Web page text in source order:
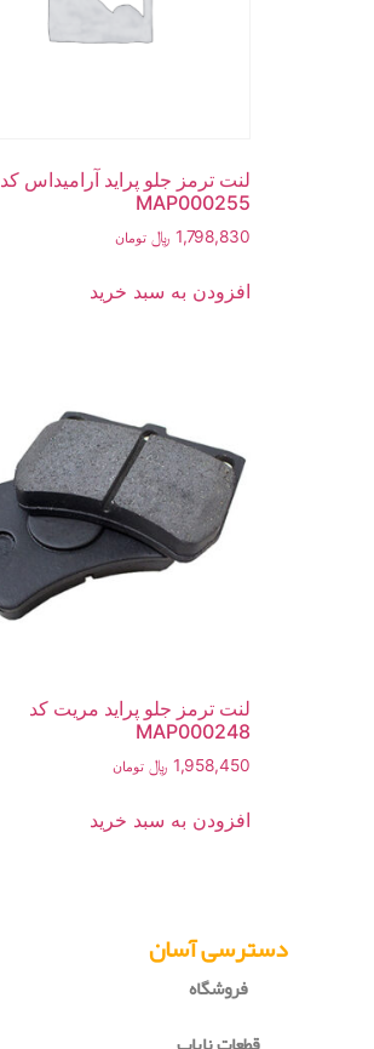
لنت ترمز جلو پراید آرامیداس کد
MAP000255
1,798,830 ﷼ تومان
افزودن به سبد خرید
لنت ترمز جلو پراید مریت کد
MAP000248
1,958,450 ﷼ تومان
افزودن به سبد خرید
دسترسی آسان
فروشگاه